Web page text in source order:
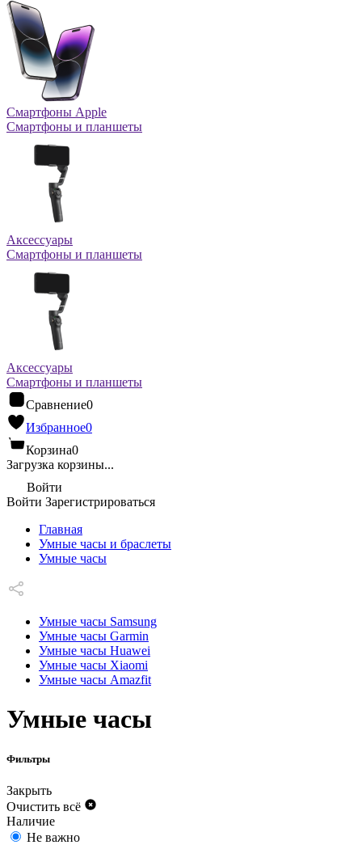
Смартфоны Apple
Смартфоны и планшеты
Аксессуары
Смартфоны и планшеты
Аксессуары
Смартфоны и планшеты
Сравнение0
Избранное0
Корзина0
Загрузка корзины...
Войти
Войти Зарегистрироваться
Главная
Умные часы и браслеты
Умные часы
Умные часы Samsung
Умные часы Garmin
Умные часы Huawei
Умные часы Xiaomi
Умные часы Amazfit
Умные часы
Фильтры
Закрыть
Очистить всё
Наличие
Не важно